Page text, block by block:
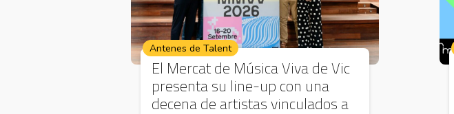
Antenes de Talent
El Mercat de Música Viva de Vic
presenta su line-up con una
decena de artistas vinculados a